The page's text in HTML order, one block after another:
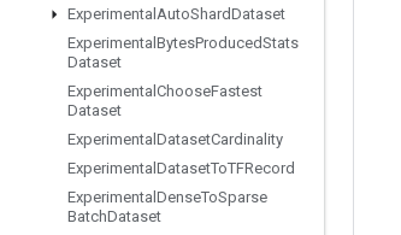
Experimental AutoShardDataset
Experimental BytesProducedStats
Dataset
Experimental ChooseFastest
Dataset
Experimental DatasetCardinality
Experimental DatasetToTFRecord
Experimental DenseToSparse
BatchDataset